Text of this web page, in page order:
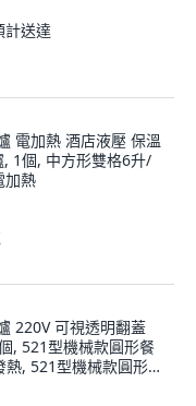
計送達
電加熱 酒店液壓 保溫
1個, 中方形雙格6升/
加熱
220V 可視透明翻蓋
, 521型機械款圓形餐
, 521型機械款圓形餐